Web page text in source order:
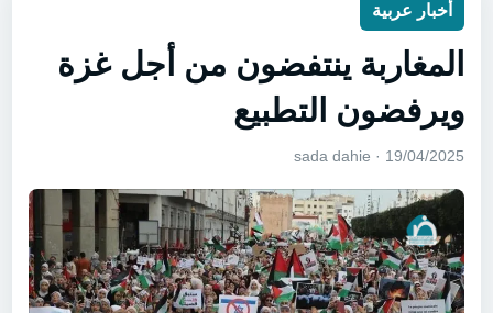
أخبار عربية
المغاربة ينتفضون من أجل غزة
ويرفضون التطبيع
19/04/2025 · sada dahie